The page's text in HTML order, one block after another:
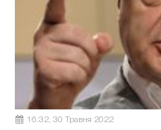
16:32, 30 Травня 2022